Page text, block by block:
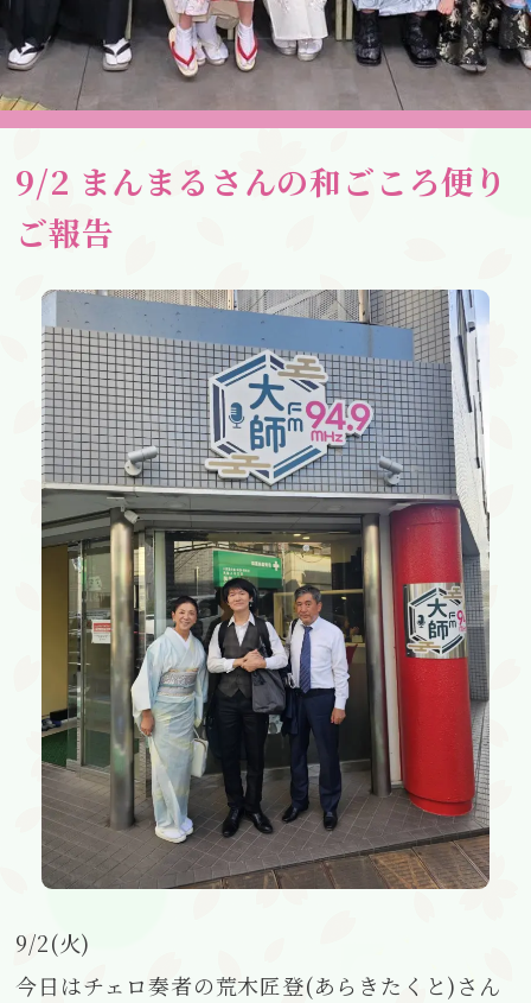
9/2 まんまるさんの和ごころ便り
ご報告
9/2(火)
今日はチェロ奏者の荒木匠登(あらきたくと)さん